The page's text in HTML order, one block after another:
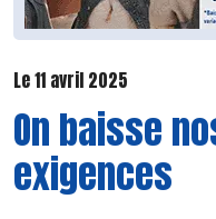
Le 11 avril 2025
On baisse
exigences